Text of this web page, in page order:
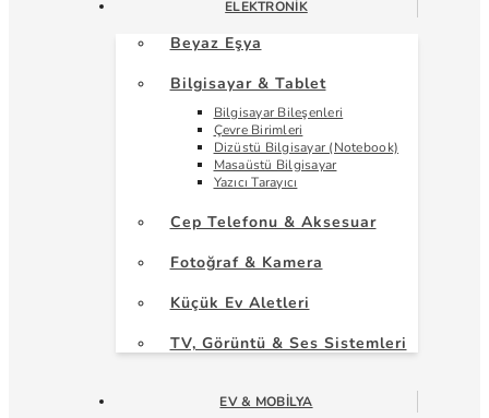
ELEKTRONIK
Beyaz Eşya
Bilgisayar & Tablet
Bilgisayar Bileşenleri
Çevre Birimleri
Dizüstü Bilgisayar (Notebook)
Masaüstü Bilgisayar
Yazıcı Tarayıcı
Cep Telefonu & Aksesuar
Fotoğraf & Kamera
Küçük Ev Aletleri
TV, Görüntü & Ses Sistemleri
EV & MOBILYA